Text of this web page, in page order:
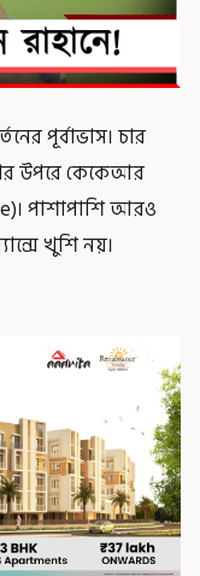
পূর্বাভাস। চার
উপরে কেকেআর
পাশাপাশি আরও
খুশি নয়।